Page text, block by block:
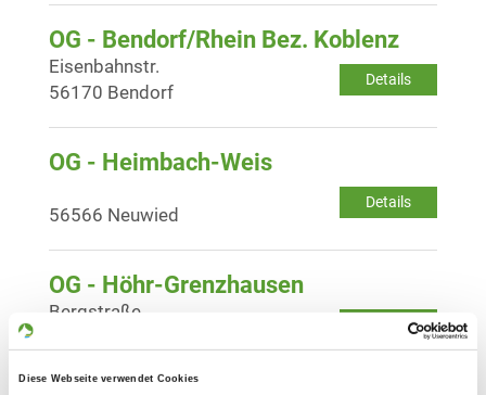
Diese Webseite verwendet Cookies
OG - Bendorf/Rhein Bez. Koblenz
Details
Eisenbahnstr.
56170 Bendorf
OG - Heimbach-Weis
Details
56566 Neuwied
OG - Höhr-Grenzhausen
Details
Bergstraße